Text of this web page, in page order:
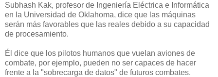
Subhash Kak, profesor de Ingeniería Eléctrica e Informática
en la Universidad de Oklahoma, dice que las máquinas
serán más favorables que las reales debido a su capacidad
de procesamiento.
Él dice que los pilotos humanos que vuelan aviones de
combate, por ejemplo, pueden no ser capaces de hacer
frente a la "sobrecarga de datos" de futuros combates.